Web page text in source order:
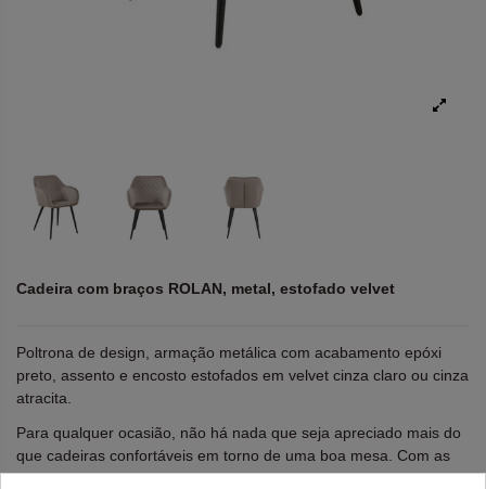
Cadeira com braços ROLAN, metal, estofado velvet
Poltrona de design, armação metálica com acabamento epóxi
preto, assento e encosto estofados em velvet cinza claro ou cinza
atracita.
Para qualquer ocasião, não há nada que seja apreciado mais do
que cadeiras confortáveis em torno de uma boa mesa. Com as
cadeiras ROLAN, além de adicionar estilo e marcar tendência na